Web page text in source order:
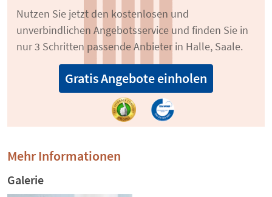
Nutzen Sie jetzt den kostenlosen und
unverbindlichen Angebotsservice und finden Sie in
nur 3 Schritten passende Anbieter in Halle, Saale.
Gratis Angebote einholen
Mehr Informationen
Galerie